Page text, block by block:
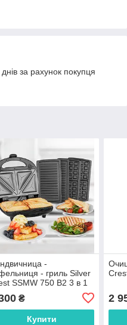
за рахунок покупця
-
- гриль Silver
SSMW 750 B2 3 в 1
₴
Купити
2